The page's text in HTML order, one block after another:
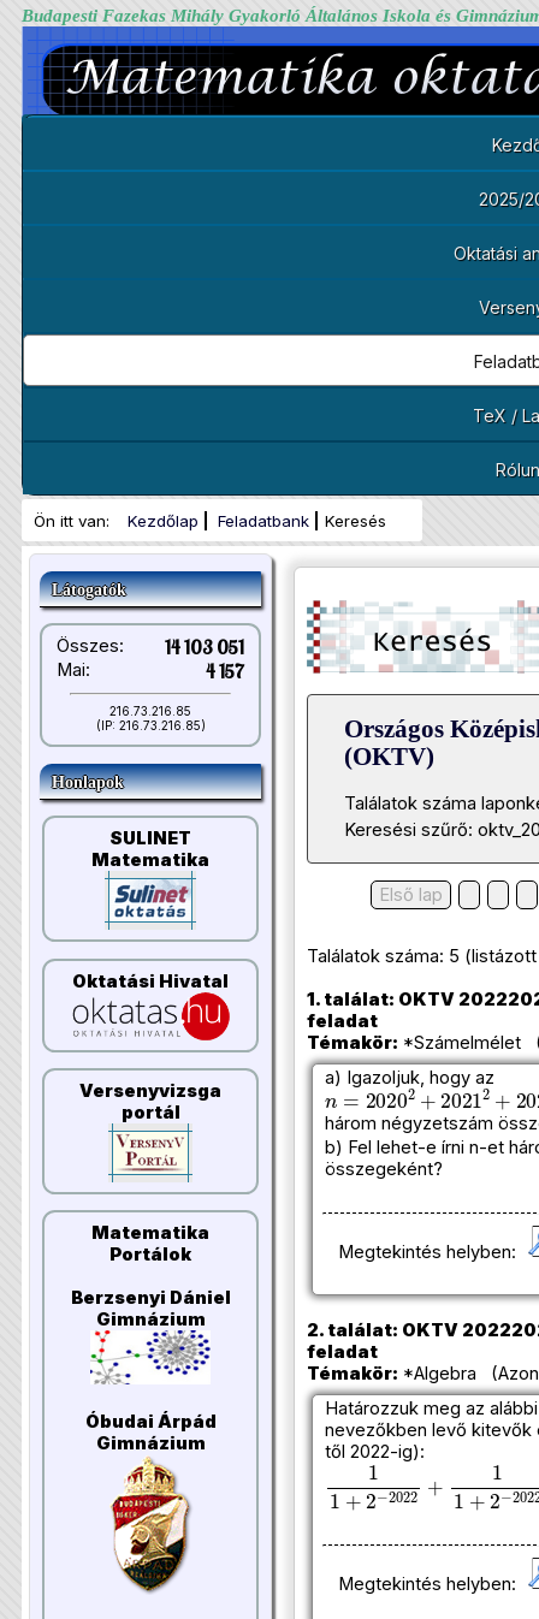
Budapesti Fazekas Mihály Gyakorló Általános Iskola és
2025/
Oktatási
TeX /
Ön itt van: Kezdőlap Feladatbank Keresés
Látogatók
Összes: 14 103 051
Mai: 4 157
216.73.216.85
(IP: 216.73.216.85)
Honlapok
SULINET
Matematika
Oktatási Hivatal
Versenyvizsga
portál
Matematika
Portálok
Berzsenyi Dániel
Gimnázium
Óbudai Árpád
Gimnázium
Országos
(OKTV)
Találatok száma
Keresési szűrő:
Első lap
Találatok száma: 5
1. találat: OKTV
feladat
Témakör: *Számelmélet
a) Igazoljuk, hogy az
n=20202+ 20212+
három négyzetszám
b) Fel lehet-e írni n-et
összegeként?
Megtekintés helyben:
2. találat: OKTV
feladat
Témakör: *Algebra
Határozzuk meg az
nevezőkben levő
től 2022-ig):
− −
Megtekintés helyben: